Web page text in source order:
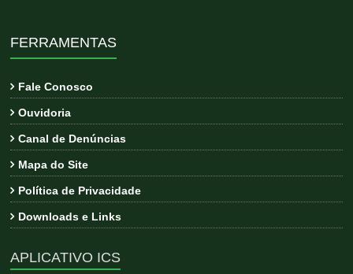
FERRAMENTAS
Fale Conosco
Ouvidoria
Canal de Denúncias
Mapa do Site
Política de Privacidade
Downloads e Links
APLICATIVO ICS